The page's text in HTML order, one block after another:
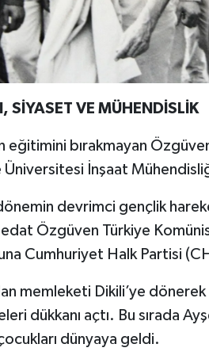
SİYASET VE MÜHENDİSLİK
bırakmayan
İnşaat
devrimci gençlik
Özgüven Türkiye
Cumhuriyet Halk Partisi
memleketi Dikili’ye
dükkanı açtı. Bu sırada
dünyaya geldi.